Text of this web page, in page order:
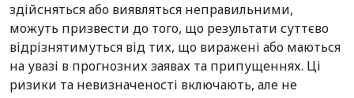
здійсняться або виявляться неправильними,
можуть призвести до того, що результати суттєво
відрізнятимуться від тих, що виражені або маються
на увазі в прогнозних заявах та припущеннях. Ці
ризики та невизначеності включають, але не